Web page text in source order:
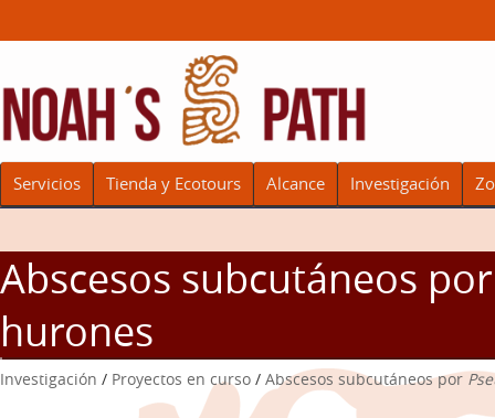
Servicios Tienda y Ecotours Alcance Investigación
Abscesos subcutáneos
hurones
Investigación / Proyectos en curso / Abscesos subcutáneos por